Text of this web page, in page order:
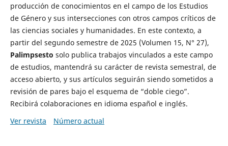
producción de conocimientos en el campo de los Estudios
de Género y sus intersecciones con otros campos críticos de
las ciencias sociales y humanidades. En este contexto, a
partir del segundo semestre de 2025 (Volumen 15, N° 27),
Palimpsesto solo publica trabajos vinculados a este campo
de estudios, mantendrá su carácter de revista semestral, de
acceso abierto, y sus artículos seguirán siendo sometidos a
revisión de pares bajo el esquema de “doble ciego”.
Recibirá colaboraciones en idioma español e inglés.
Ver revista
Número actual